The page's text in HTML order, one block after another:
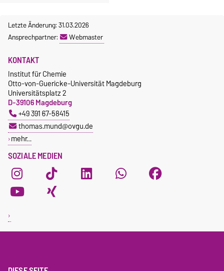
Letzte Änderung: 31.03.2026
Ansprechpartner:
Webmaster
SOZIALE MEDIEN
KONTAKT
Institut für Chemie
Otto-von-Guericke-Universität Magdeburg
Universitätsplatz 2
D-39106 Magdeburg
+49 391 67-58415
thomas.mund@ovgu.de
mehr…